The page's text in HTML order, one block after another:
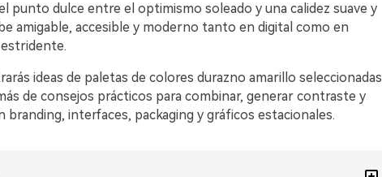
punto dulce entre el optimismo soleado y una calidez suave y
amigable, accesible y moderno tanto en digital como en
ideas de paletas de colores durazno amarillo seleccionadas
de consejos prácticos para combinar, generar contraste y
branding, interfaces, packaging y gráficos estacionales.